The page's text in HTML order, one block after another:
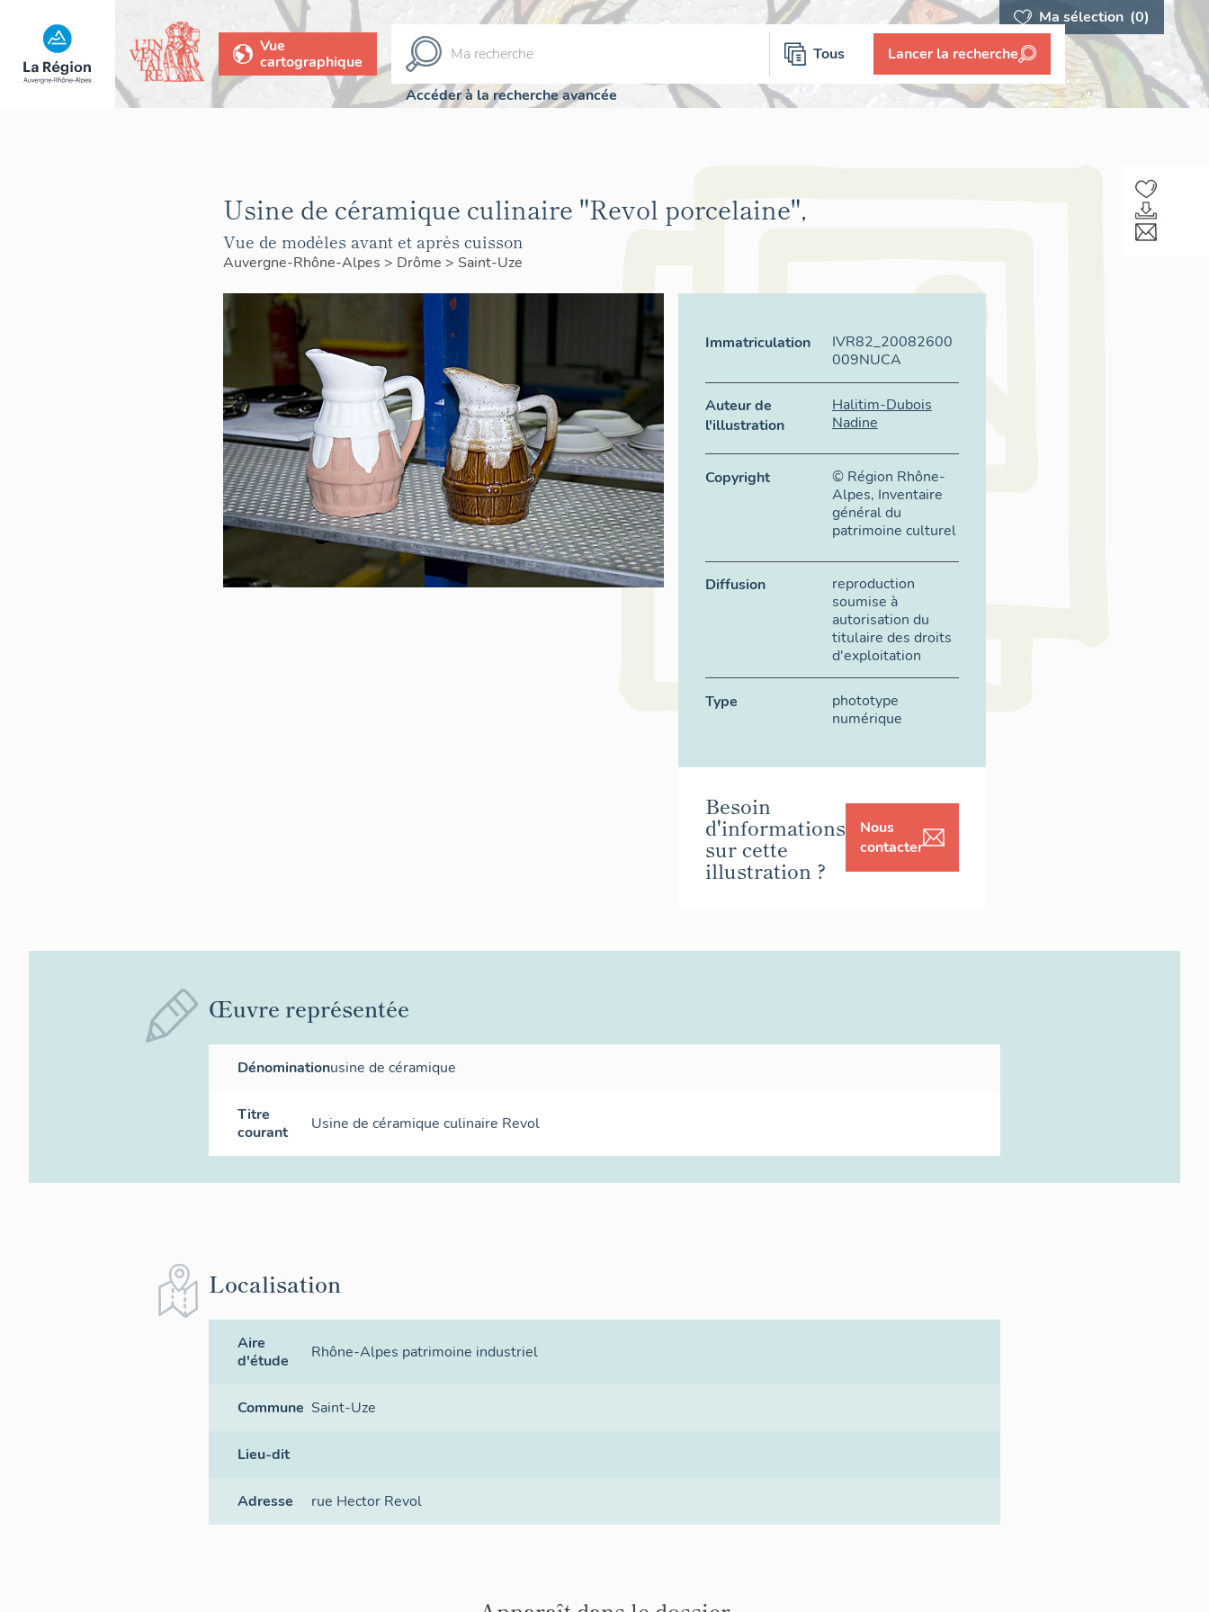
Ma sélection (0)
Vue
cartographique
Tous Lancer la recherche
Accéder à la recherche avancée
Usine de céramique culinaire "Revol porcelaine",
Vue de modèles avant et après cuisson
Auvergne-Rhône-Alpes > Drôme > Saint-Uze
Immatriculation
IVR82_20082600
009NUCA
Auteur de
l'illustration
Halitim-Dubois
Nadine
Copyright
© Région Rhône-
Alpes, Inventaire
général du
patrimoine culturel
Diffusion
reproduction
soumise à
autorisation du
titulaire des droits
d'exploitation
Type
phototype
numérique
Besoin
d'informations
sur cette
illustration ?
Nous
contacter
Œuvre représentée
Dénominationusine de céramique
Titre
courant
Usine de céramique culinaire Revol
Localisation
Aire
d'étude
Rhône-Alpes patrimoine industriel
Commune Saint-Uze
Lieu-dit
Adresse rue Hector Revol